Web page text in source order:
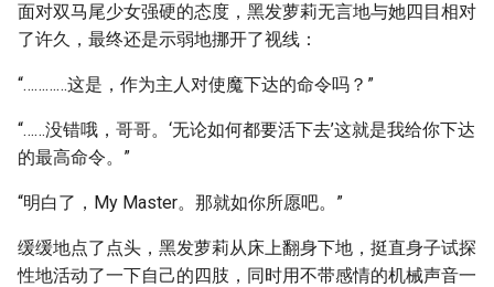
面对双马尾少女强硬的态度，黑发萝莉无言地与她四目相对
了许久，最终还是示弱地挪开了视线：
“…………这是，作为主人对使魔下达的命令吗？”
“……没错哦，哥哥。‘无论如何都要活下去’这就是我给你下达
的最高命令。”
“明白了，My Master。那就如你所愿吧。”
缓缓地点了点头，黑发萝莉从床上翻身下地，挺直身子试探
性地活动了一下自己的四肢，同时用不带感情的机械声音一